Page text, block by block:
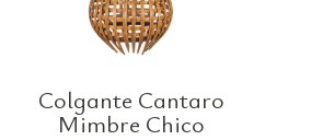
Colgante Cantaro
Mimbre Chico